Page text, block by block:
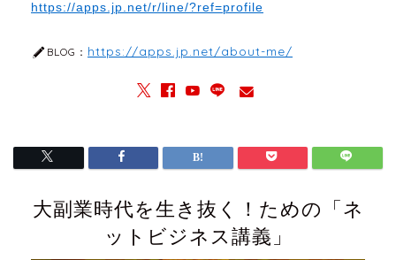
https://apps.jp.net/r/line/?ref=profile
BLOG： https://apps.jp.net/about-me/
大副業時代を生き抜く！ための「ネ
ットビジネス講義」